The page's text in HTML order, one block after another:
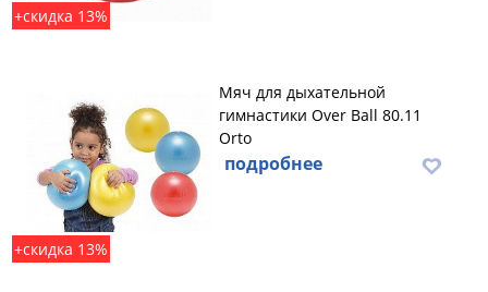
+скидка 13%
+скидка 13%
Мяч для дыхательной
гимнастики Over Ball 80.11
Orto
подробнее